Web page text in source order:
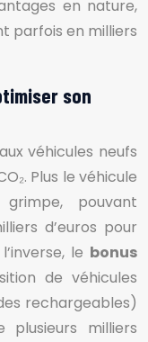
en nature,
parfois en milliers
son
véhicules neufs
Plus le véhicule
pouvant
d’euros pour
le bonus
de véhicules
rechargeables)
milliers